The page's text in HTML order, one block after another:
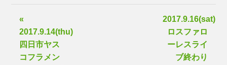
«
2017.9.14(thu)
四日市ヤス
コフラメン
2017.9.16(sat)
ロスファロ
ーレスライ
ブ終わり